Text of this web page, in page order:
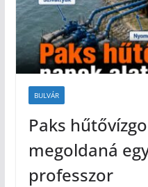
BULVÁR
Paks
megoldaná
professzor